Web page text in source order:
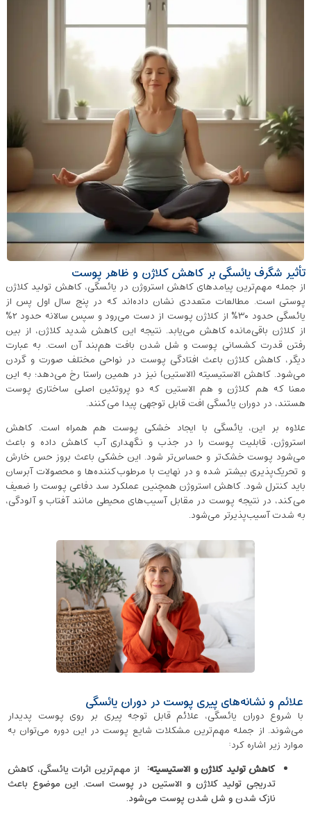
تأثیر شگرف یائسگی بر کاهش کلاژن و ظاهر پوست
از جمله مهم‌ترین پیامدهای کاهش استروژن در یائسگی، کاهش تولید کلاژن
پوستی است. مطالعات متعددی نشان داده‌اند که در پنج سال اول پس از
یائسگی حدود ۳۰٪ از کلاژن پوست از دست می‌رود و سپس سالانه حدود ۲٪
از کلاژن باقی‌مانده کاهش می‌یابد. نتیجه این کاهش شدید کلاژن، از بین
رفتن قدرت کشسانی پوست و شل شدن بافت هم‌بند آن است. به‌ عبارت
دیگر، کاهش کلاژن باعث افتادگی پوست در نواحی مختلف صورت و گردن
می‌شود. کاهش الاستیسیته (الاستین) نیز در همین راستا رخ می‌دهد؛ به این
معنا که هم کلاژن و هم الاستین که دو پروتئین اصلی ساختاری پوست
هستند، در دوران یائسگی افت قابل ‌توجهی پیدا می‌کنند.
علاوه بر این، یائسگی با ایجاد خشکی پوست هم همراه است. کاهش
استروژن، قابلیت پوست را در جذب و نگهداری آب کاهش داده و باعث
می‌شود پوست خشک‌تر و حساس‌تر شود. این خشکی باعث بروز حس خارش
و تحریک‌پذیری بیشتر شده و در نهایت با مرطوب‌کننده‌ها و محصولات آبرسان
باید کنترل شود. کاهش استروژن همچنین عملکرد سد دفاعی پوست را ضعیف
می‌کند، در نتیجه پوست در مقابل آسیب‌های محیطی مانند آفتاب و آلودگی،
به شدت آسیب‌پذیرتر می‌شود.
علائم و نشانه‌های پیری پوست در دوران یائسگی
با شروع دوران یائسگی، علائم قابل‌ توجه پیری بر روی پوست پدیدار
می‌شوند. از جمله مهم‌ترین مشکلات شایع پوست در این دوره می‌توان به
موارد زیر اشاره کرد:
کاهش تولید کلاژن و الاستیسیته: از مهم‌ترین اثرات یائسگی، کاهش
تدریجی تولید کلاژن و الاستین در پوست است. این موضوع باعث
نازک شدن و شل شدن پوست می‌شود.